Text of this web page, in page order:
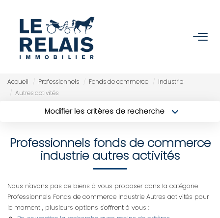
ACHETER
VENDRE/ESTIMER
Nos Références
Nos Services
Accueil Professionnels Fonds de commerce
Industrie
Autres activités
Modifier les critères de recherche
Sélectionnez...
Type de bien
Surface min
Créer une alerte
Professionnels fonds de commerce
industrie autres activités
Nous n'avons pas de biens à vous proposer dans la catégorie
Professionnels Fonds de commerce Industrie Autres activités pour
le moment , plusieurs options s'offrent à vous :